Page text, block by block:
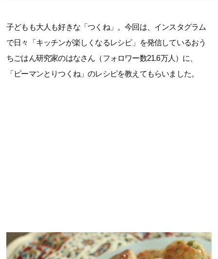
子どもも大人も好きな「つくね」。今回は、インスタグラム
で日々「キッチンが楽しくなるレシピ」を発信しているおう
ちごはん研究家のはなさん（フォロワー数21.6万人）に、
「ピーマンとりつくね」のレシピを教えてもらいました。